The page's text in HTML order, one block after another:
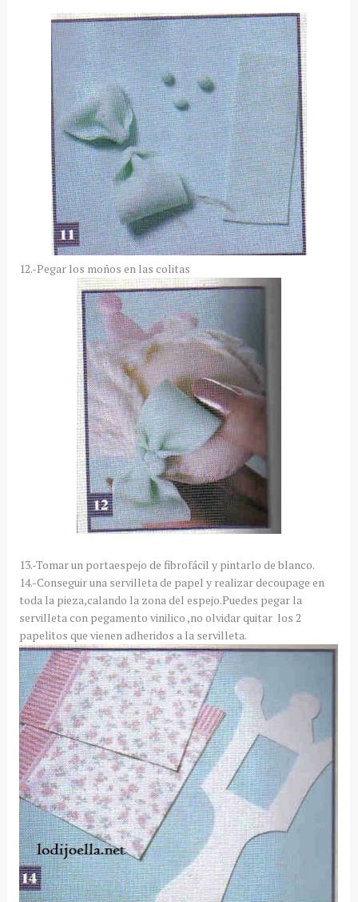
12.-Pegar los moños en las colitas
13.-Tomar un portaespejo de fibrofácil y pintarlo de blanco.
14.-Conseguir una servilleta de papel y realizar decoupage en
toda la pieza,calando la zona del espejo.Puedes pegar la
servilleta con pegamento vinilico ,no olvidar quitar los 2
papelitos que vienen adheridos a la servilleta.